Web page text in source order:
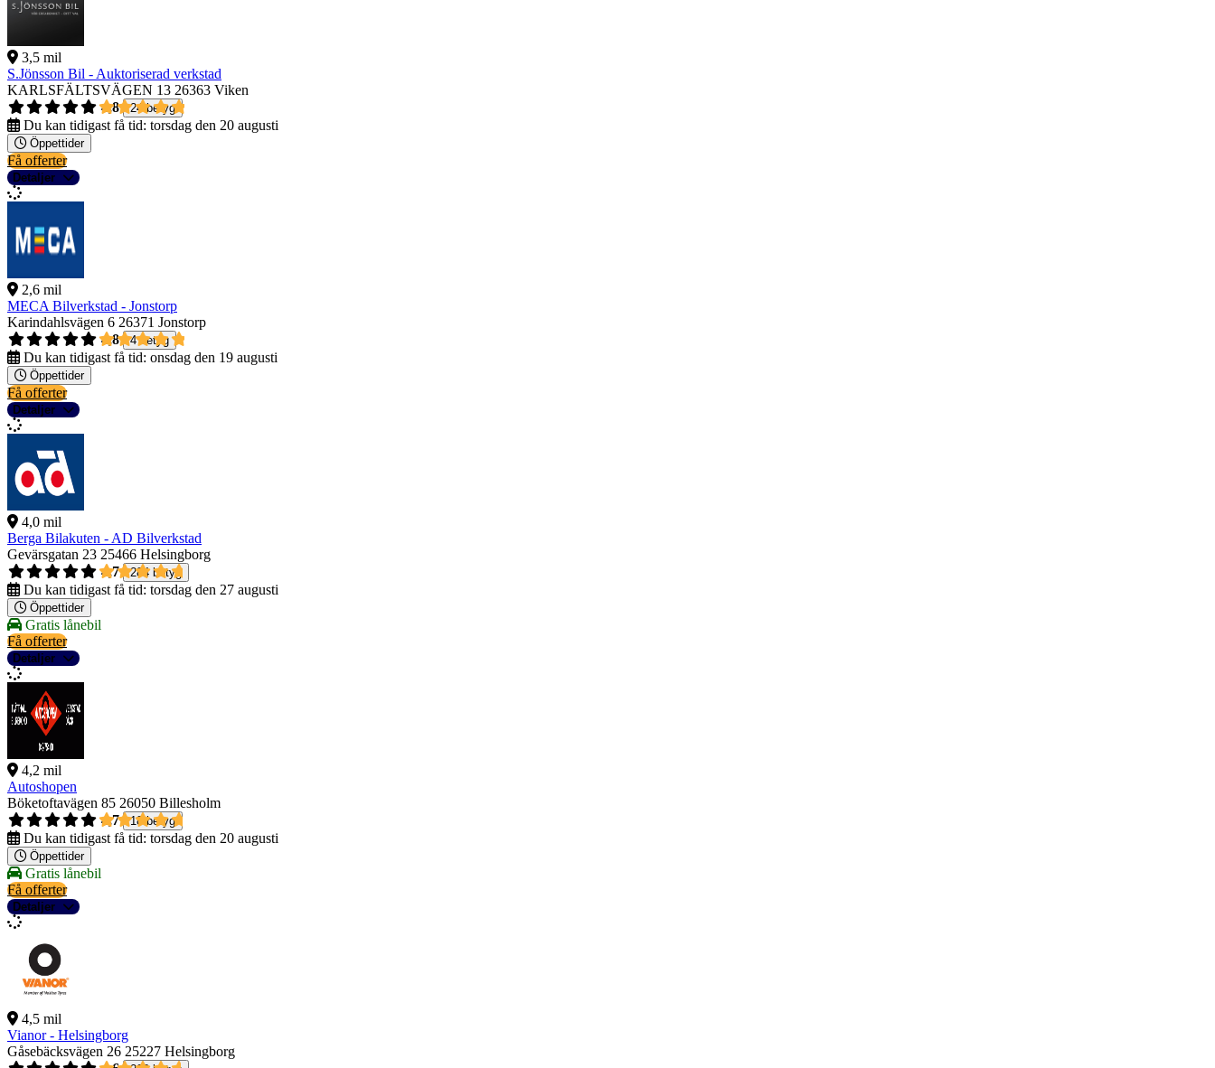
3,5 mil
S.Jönsson Bil - Auktoriserad verkstad
KARLSFÄLTSVÄGEN 13 26363 Viken
4,8
24 betyg
Du kan tidigast få tid: torsdag den 20 augusti
Öppettider
Få offerter
Detaljer
2,6 mil
MECA Bilverkstad - Jonstorp
Karindahlsvägen 6 26371 Jonstorp
4,8
4 betyg
Du kan tidigast få tid: onsdag den 19 augusti
Öppettider
Få offerter
Detaljer
4,0 mil
Berga Bilakuten - AD Bilverkstad
Gevärsgatan 23 25466 Helsingborg
4,7
284 betyg
Du kan tidigast få tid: torsdag den 27 augusti
Öppettider
Gratis lånebil
Få offerter
Detaljer
4,2 mil
Autoshopen
Böketoftavägen 85 26050 Billesholm
4,7
18 betyg
Du kan tidigast få tid: torsdag den 20 augusti
Öppettider
Gratis lånebil
Få offerter
Detaljer
4,5 mil
Vianor - Helsingborg
Gåsebäcksvägen 26 25227 Helsingborg